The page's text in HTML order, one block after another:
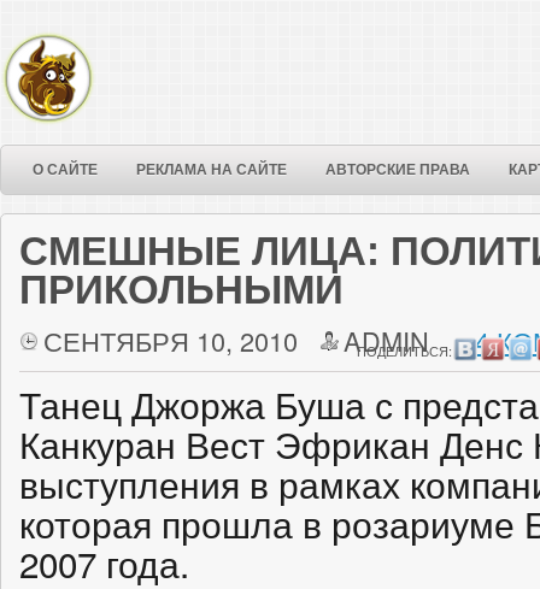
О САЙТЕ РЕКЛАМА НА САЙТЕ АВТОРСКИЕ ПРАВА
СМЕШНЫЕ ЛИЦА:
ПРИКОЛЬНЫМИ
СЕНТЯБРЯ 10, 2010 ADMIN 4
ПОДЕЛИТЬСЯ:
Танец Джоржа Буша с
Канкуран Вест Эфрикан Денс
выступления в рамках
которая прошла в розариуме
2007 года.